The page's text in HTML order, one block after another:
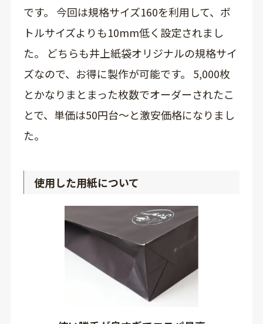
です。 今回は規格サイズ160を利用して、ボ
トルサイズよりも10mm低く設定されまし
た。 どちらも井上紙袋オリジナルの規格サイ
ズなので、お得に製作が可能です。 5,000枚
とかなりまとまった枚数でオーダーされたこ
とで、単価は50円台～と激安価格になりまし
た。
使用した用紙について